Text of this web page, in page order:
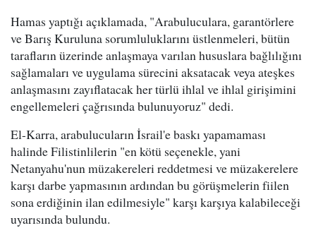
Hamas yaptığı açıklamada, "Arabuluculara, garantörlere
ve Barış Kuruluna sorumluluklarını üstlenmeleri, bütün
tarafların üzerinde anlaşmaya varılan hususlara bağlılığını
sağlamaları ve uygulama sürecini aksatacak veya ateşkes
anlaşmasını zayıflatacak her türlü ihlal ve ihlal girişimini
engellemeleri çağrısında bulunuyoruz" dedi.
El-Karra, arabulucuların İsrail'e baskı yapamaması
halinde Filistinlilerin "en kötü seçenekle, yani
Netanyahu'nun müzakereleri reddetmesi ve müzakerelere
karşı darbe yapmasının ardından bu görüşmelerin fiilen
sona erdiğinin ilan edilmesiyle" karşı karşıya kalabileceği
uyarısında bulundu.